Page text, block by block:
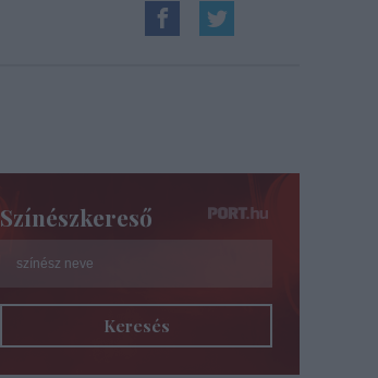
Színészkereső
Keresés